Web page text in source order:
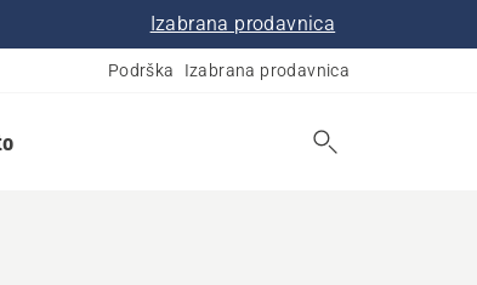
Izabrana prodavnica
Podrška Izabrana prodavnica